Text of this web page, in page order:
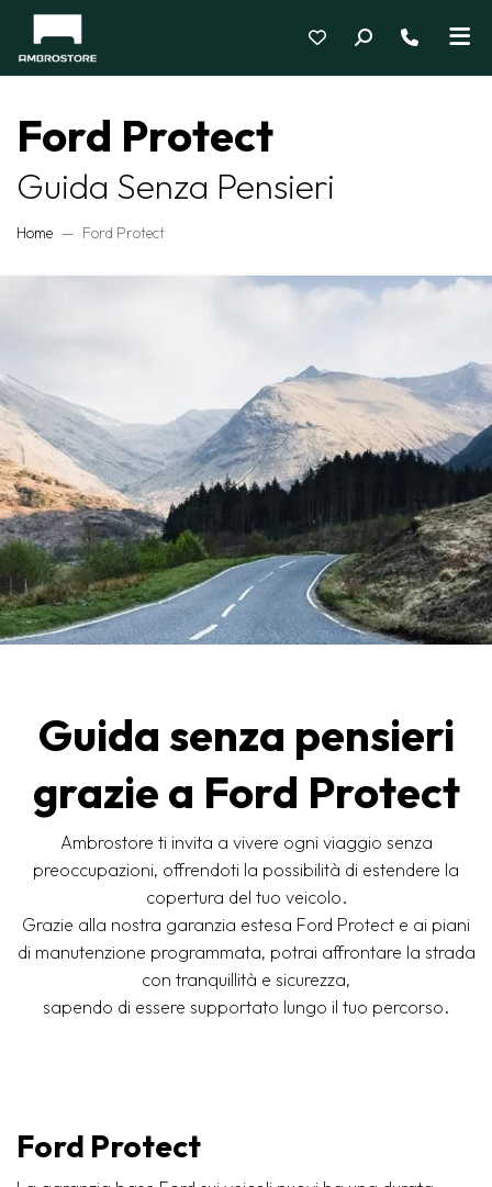
Ford Protect
Guida Senza Pensieri
Home Ford Protect
Guida senza pensieri
grazie a Ford Protect
Ambrostore ti invita a vivere ogni viaggio senza
preoccupazioni, offrendoti la possibilità di estendere la
copertura del tuo veicolo.
Grazie alla nostra garanzia estesa Ford Protect e ai piani
di manutenzione programmata, potrai affrontare la strada
con tranquillità e sicurezza,
sapendo di essere supportato lungo il tuo percorso.
Ford Protect